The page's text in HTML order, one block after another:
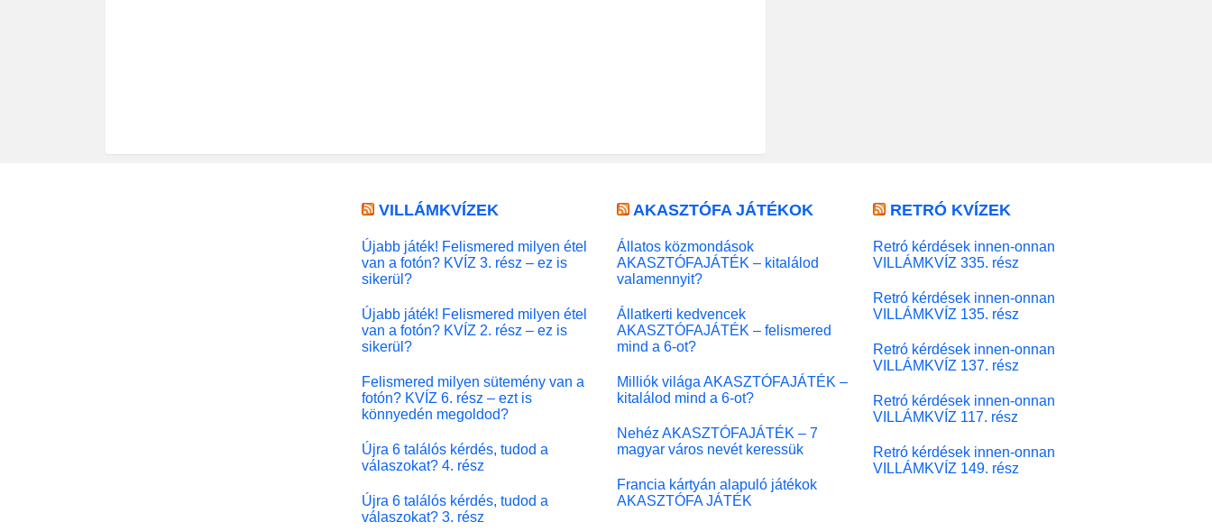
VILLÁMKVÍZEK
Újabb játék! Felismered milyen étel
van a fotón? KVÍZ 3. rész – ez is
sikerül?
Újabb játék! Felismered milyen étel
van a fotón? KVÍZ 2. rész – ez is
sikerül?
Felismered milyen sütemény van a
fotón? KVÍZ 6. rész – ezt is
könnyedén megoldod?
Újra 6 találós kérdés, tudod a
válaszokat? 4. rész
Újra 6 találós kérdés, tudod a
válaszokat? 3. rész
AKASZTÓFA JÁTÉKOK
Állatos közmondások
AKASZTÓFAJÁTÉK – kitalálod
valamennyit?
Állatkerti kedvencek
AKASZTÓFAJÁTÉK – felismered
mind a 6-ot?
Milliók világa AKASZTÓFAJÁTÉK –
kitalálod mind a 6-ot?
Nehéz AKASZTÓFAJÁTÉK – 7
magyar város nevét keressük
Francia kártyán alapuló játékok
AKASZTÓFA JÁTÉK
RETRÓ KVÍZEK
Retró kérdések innen-onnan
VILLÁMKVÍZ 335. rész
Retró kérdések innen-onnan
VILLÁMKVÍZ 135. rész
Retró kérdések innen-onnan
VILLÁMKVÍZ 137. rész
Retró kérdések innen-onnan
VILLÁMKVÍZ 117. rész
Retró kérdések innen-onnan
VILLÁMKVÍZ 149. rész